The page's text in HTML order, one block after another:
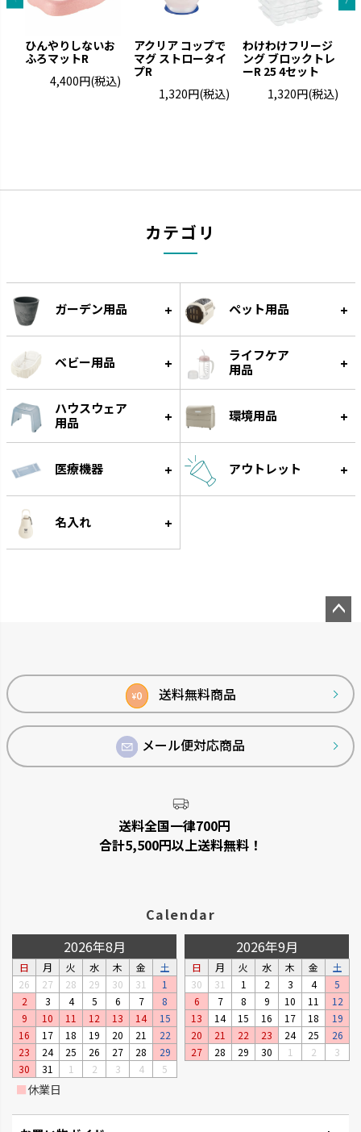
ミルクボトル
お口の発育につながります。
ひんやりしない
保温性のある発泡素材でひんや
りしません。
わけわけフリージング
作り置きに便利な離乳食用小分
け冷凍トレーです。
ベビーガード
ります。
ひんやりしないお
ふろマットR
4,400円(税込)
アクリア コップで
マグ ストロータイ
プR
1,320円(税込)
わけわけフリージ
ング ブロックトレ
ーR 25 4セット
1,320円(税込)
カテゴリ
ガーデン用品 ペット用品
ベビー用品
ライフケア
用品
ハウスウェア
用品
環境用品
医療機器 アウトレット
名入れ
¥0 送料無料商品
メール便対応商品
送料全国一律700円
合計5,500円以上送料無料！
Calendar
2026年8月
日 月 火 水 木 金
土
26
27 28 29 30 31
1
2
3 4 5 6 7
8
9
10 11 12 13 14
15
16
17 18 19 20 21
22
23
24 25 26 27 28
29
30
31 1 2 3 4 5
2026年9月
日 月 火 水 木 金
土
30
31 1 2 3 4
5
6
7 8 9 10 11
12
13
14 15 16 17 18
19
20
21 22 23 24 25
26
27
28 29 30 1 2 3
■休業日
ップ
へ